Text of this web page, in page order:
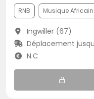
RNB Musique
Ingwiller (67)
Déplacement
N.C